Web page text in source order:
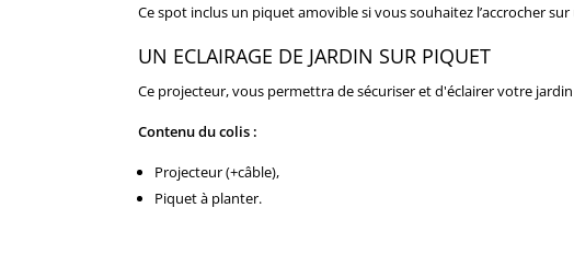
Ce spot inclus un piquet amovible si vous souhaitez l’accrocher
UN ECLAIRAGE DE JARDIN SUR PIQUET
Ce projecteur, vous permettra de sécuriser et d'éclairer votre
Contenu du colis :
Projecteur (+câble),
Piquet à planter.